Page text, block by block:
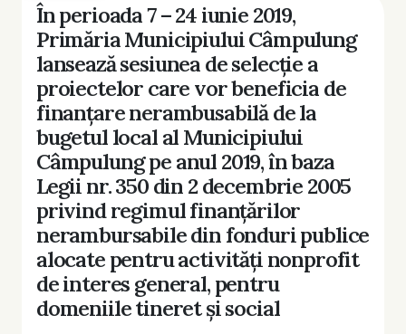
În perioada 7 – 24 iunie 2019,
Primăria Municipiului Câmpulung
lansează sesiunea de selecție a
proiectelor care vor beneficia de
finanțare nerambusabilă de la
bugetul local al Municipiului
Câmpulung pe anul 2019, în baza
Legii nr. 350 din 2 decembrie 2005
privind regimul finanțărilor
nerambursabile din fonduri publice
alocate pentru activități nonprofit
de interes general, pentru
domeniile tineret și social